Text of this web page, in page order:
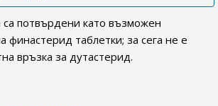
потвърдени като възможен
финастерид таблетки; за сега не е
връзка за дутастерид.